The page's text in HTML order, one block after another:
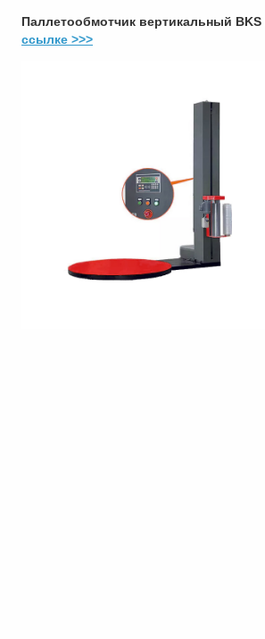
Паллетообмотчик вертикальный BKS
ссылке >>>